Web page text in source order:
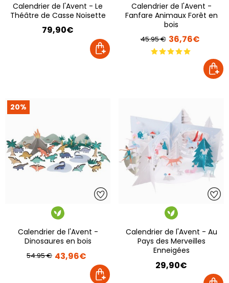
Calendrier de l'Avent - Le
Théâtre de Casse Noisette
79,90€
Calendrier de l'Avent -
Fanfare Animaux Forêt en
bois
45.95 € 36,76€
20%
Calendrier de l'Avent -
Dinosaures en bois
54.95 € 43,96€
Calendrier de l'Avent - Au
Pays des Merveilles
Enneigées
29,90€